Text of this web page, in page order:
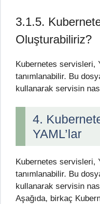
3.1.5.
Oluşturabiliriz?
Kubernetes servisleri,
tanımlanabilir. Bu
kullanarak servisin
4.
YAML’lar
Kubernetes servisleri,
tanımlanabilir. Bu
kullanarak servisin
Aşağıda, birkaç